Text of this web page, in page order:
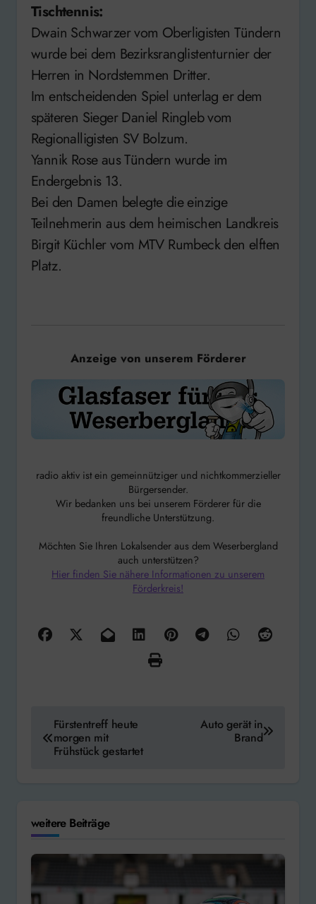
Tischtennis:
Dwain Schwarzer vom Oberligisten Tündern
wurde bei dem Bezirksranglistenturnier der
Herren in Nordstemmen Dritter.
Im entscheidenden Spiel unterlag er dem
späteren Sieger Daniel Ringleb vom
Regionalligisten SV Bolzum.
Yannik Rose aus Tündern wurde im
Endergebnis 13.
Bei den Damen belegte die einzige
Teilnehmerin aus dem heimischen Landkreis
Birgit Küchler vom MTV Rumbeck den elften
Platz.
Anzeige von unserem Förderer
radio aktiv ist ein gemeinnütziger und nichtkommerzieller
Bürgersender.
Wir bedanken uns bei unserem Förderer für die
freundliche Unterstützung.
Möchten Sie Ihren Lokalsender aus dem Weserbergland
auch unterstützen?
Hier finden Sie nähere Informationen zu unserem
Förderkreis!
Beitragsnavigation
Fürstentreff heute
morgen mit
Frühstück gestartet
Auto gerät in
Brand
weitere Beiträge